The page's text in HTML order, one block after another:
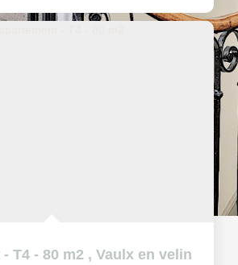
T4 - 80 m2 , Vaulx en velin